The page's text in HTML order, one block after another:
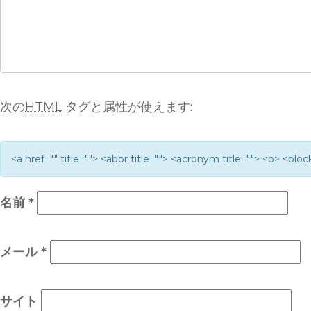
次のHTML タグと属性が使えます:
<a href="" title=""> <abbr title=""> <acronym title=""> <b>
名前 *
メール*
サイト